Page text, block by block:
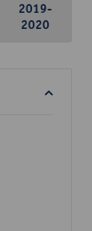
2019-
2020